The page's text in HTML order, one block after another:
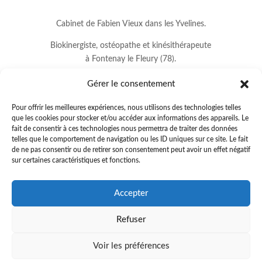
Gérer le consentement
Pour offrir les meilleures expériences, nous utilisons des technologies telles
que les cookies pour stocker et/ou accéder aux informations des appareils. Le
fait de consentir à ces technologies nous permettra de traiter des données
telles que le comportement de navigation ou les ID uniques sur ce site. Le fait
de ne pas consentir ou de retirer son consentement peut avoir un effet négatif
sur certaines caractéristiques et fonctions.
Accepter
Refuser
Voir les préférences
Cabinet de Fabien Vieux dans les Yvelines.
Biokinergiste, ostéopathe et kinésithérapeute
à Fontenay le Fleury (78).
78330 FONTENAY LE FLEURY
01.34.60.37.33